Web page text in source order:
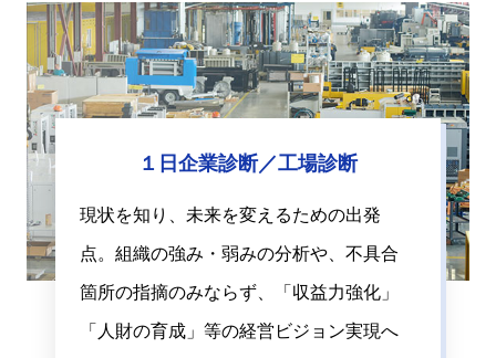
１日企業診断／工場診断
現状を知り、未来を変えるための出発
点。組織の強み・弱みの分析や、不具合
箇所の指摘のみならず、「収益力強化」
「人財の育成」等の経営ビジョン実現へ